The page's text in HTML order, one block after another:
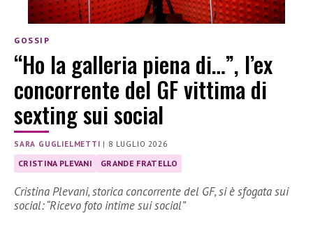
GOSSIP
“Ho la galleria piena di…”, l’ex
concorrente del GF vittima di
sexting sui social
SARA GUGLIELMETTI | 8 LUGLIO 2026
CRISTINA PLEVANI GRANDE FRATELLO
Cristina Plevani, storica concorrente del GF, si è sfogata sui
social: “Ricevo foto intime sui social”